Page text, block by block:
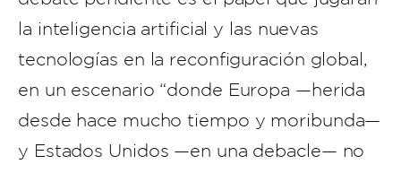
la inteligencia artificial y las nuevas
tecnologías en la reconfiguración global,
en un escenario “donde Europa —herida
desde hace mucho tiempo y moribunda—
y Estados Unidos —en una debacle— no